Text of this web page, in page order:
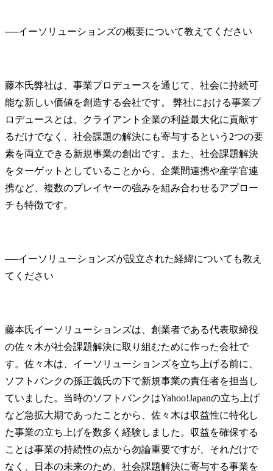
──
藤本氏弊社は、事業プロデュースを通じて、社会に持続可
能な新しい価値を創造する会社です。 弊社における事業プ
ロデュースとは、クライアント企業の利益最大化に貢献す
るだけでなく、社会課題の解決にも寄与するという2つの要
素を両立できる新規事業の創出です。また、社会課題解決
をターゲットとしていることから、企業間連携や産学官連
携など、複数のプレイヤーの強みを組み合わせるアプロー
チも特徴です。
──イーソリューションズが設立された経緯についても教え
藤本氏イーソリューションズは、創業者である代表取締役
の佐々木が社会課題解決に取り組むために作った会社で
す。佐々木は、イーソリューションズを立ち上げる前に、
ソフトバンクの孫正義氏の下で新規事業の責任者を担当し
ていました。当時のソフトバンクはYahoo!Japanの立ち上げ
など急拡大期であったことから、佐々木は収益性に特化し
た事業の立ち上げを数多く経験しました。収益を確保する
ことは事業の持続性の点から勿論重要ですが、それだけで
なく、日本の未来のため、社会課題解決に寄与する事業を